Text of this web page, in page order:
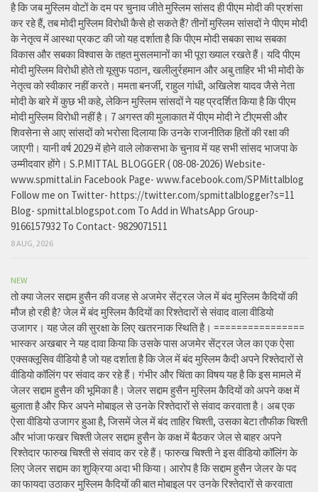
है कि जब मुस्लिम वोटों के दम पर चुनाव जीते मुस्लिम सांसद ही पीएम मोदी की प्रशंसा
कर रहे हैं, तब मोदी मुस्लिम विरोधी कैसे हो सकते हैं? तीनों मुस्लिम सांसदों ने पीएम मोदी
के नेतृत्व में आस्था प्रकट की जो यह दर्शाता है कि पीएम मोदी सबका साथ सबका
विकास और सबका विश्वास के तहत मुसलमानों का भी पूरा ख्याल रखते हैं। यदि पीएम
मोदी मुस्लिम विरोधी होते तो यूसुफ पठान, खलीलुर्रहमान और अबु ताहिर भी भी मोदी के
नेतृत्व को स्वीकार नहीं करते। ममता बनर्जी, राहुल गांधी, अखिलेश यादव जैसे नेता
मोदी के बारे में कुछ भी कहे, लेकिन मुस्लिम सांसदों ने यह प्रदर्शित किया है कि पीएम
मोदी मुस्लिम विरोधी नहीं है। 7 अगस्त की मुलाकात में पीएम मोदी ने टीएमसी और
शिवसेना से आए सांसदों को भरोसा दिलाया कि उनके राजनीतिक हितों की रक्षा की
जाएगी। यानी वर्ष 2029 में होने वाले लोकसभा के चुनाव में यह सभी सांसद भाजपा के
उम्मीदवार होंगे। S.P.MITTAL BLOGGER ( 08-08-2026) Website-
www.spmittal.in Facebook Page- www.facebook.com/SPMittalblog
Follow me on Twitter- https://twitter.com/spmittalblogger?s=11
Blog- spmittal.blogspot.com To Add in WhatsApp Group-
9166157932 To Contact- 9829071511
8 AUG, 2026
NEW
तो क्या जेलर सद्दाम हुसैन की वजह से अजमेर सेंट्रल जेल में बंद मुस्लिम कैदियों की
मौज हो रही है? जेल में बंद मुस्लिम कैदियों का रिश्तेदारों से संवाद वाला वीडियो
उजागर। यह जेल की सुरक्षा के लिए खतरनाक स्थिति है। ================
भास्कर अखबार ने यह दावा किया कि उसके पास अजमेर सेंट्रल जेल का एक ऐसा
एक्सक्लूसिव वीडियो है जो यह दर्शाता है कि जेल में बंद मुस्लिम कैदी अपने रिश्तेदारों से
वीडियो कॉलिंग पर संवाद कर रहे हैं। गंभीर और चिंता का विषय यह है कि इस मामले में
जेलर सद्दाम हुसैन की भूमिका है। जेलर सद्दाम हुसैन मुस्लिम कैदियों को अपने कक्ष में
बुलाता है और फिर अपने मोबाइल से उनके रिश्तेदारों से संवाद करवाता है। अब एक
ऐसा वीडियो उजागर हुआ है, जिसमें जेल में बंद ताहिर चिश्ती, उसका बेटा तौफीक चिश्ती
और भांजा फखर चिश्ती जेलर सद्दाम हुसैन के कक्ष में बैठकर जेल से बाहर अपने
रिश्तेदार फारुख चिश्ती से संवाद कर रहे हैं। फारुख चिश्ती ने इस वीडियो कॉलिंग के
लिए जेलर सद्दाम का शुक्रिया अदा भी किया। आरोप है कि सद्दाम हुसैन जेलर के पद
का फायदा उठाकर मुस्लिम कैदियों की बात मोबाइल पर उनके रिश्तेदारों से करवाता